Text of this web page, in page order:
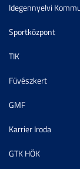
Idegennyelvi
Sportközpont
TIK
Füvészkert
GMF
Karrier Iroda
GTK HÖK